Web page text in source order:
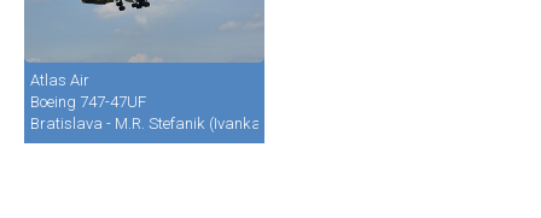
Atlas Air
Boeing 747-47UF
Bratislava - M.R. Stefanik (Ivanka) (BTS / LZIB)